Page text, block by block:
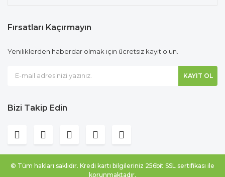
Fırsatları Kaçırmayın
Yeniliklerden haberdar olmak için ücretsiz kayıt olun.
KAYIT OL
Bizi Takip Edin
© Tüm hakları saklıdır. Kredi kartı bilgileriniz 256bit SSL sertifikası ile
korunmaktadır.